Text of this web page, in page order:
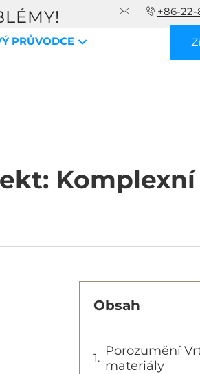
+86-22-
PRŮVODCE
Obsah
Porozumění
materiály